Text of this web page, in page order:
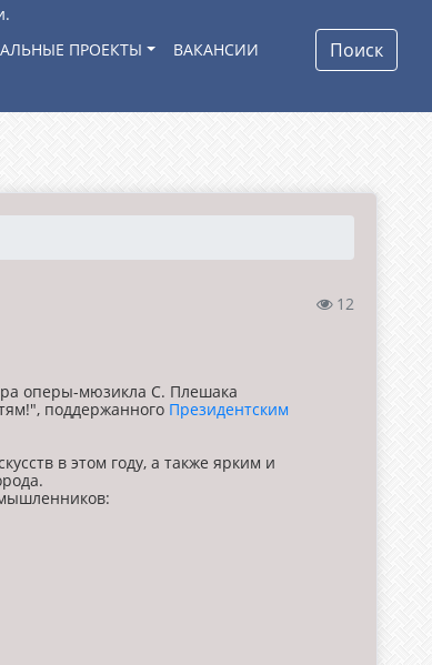
ПРОЕКТЫ
ВАКАНСИИ
Поиск
12
оперы-мюзикла С. Плешака
поддержанного Президентским
в этом году, а также ярким и